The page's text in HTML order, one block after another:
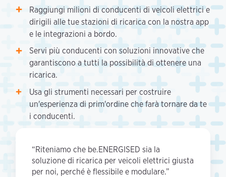
Raggiungi milioni di conducenti di veicoli elettrici e
dirigili alle tue stazioni di ricarica con la nostra app
e le integrazioni a bordo.
Servi più conducenti con soluzioni innovative che
garantiscono a tutti la possibilità di ottenere una
ricarica.
Usa gli strumenti necessari per costruire
un'esperienza di prim'ordine che farà tornare da te
i conducenti.
“Riteniamo che be.ENERGISED sia la
soluzione di ricarica per veicoli elettrici giusta
per noi, perché è flessibile e modulare.”